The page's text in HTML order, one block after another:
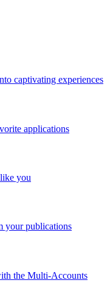
captivating experiences
applications
you
your publications
the Multi-Accounts